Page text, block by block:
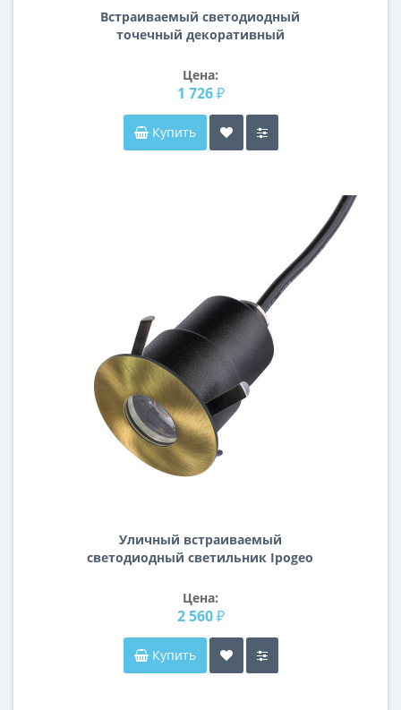
Встраиваемый светодиодный
точечный декоративный
Цена:
1 726 ₽
Купить
Уличный встраиваемый
светодиодный светильник Ipogeo
Цена:
2 560 ₽
Купить